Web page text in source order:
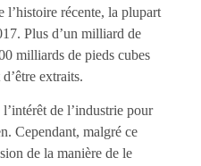
l’histoire récente, la plupart
Plus d’un milliard de
milliards de pieds cubes
extraits.
de l’industrie pour
Cependant, malgré ce
de la manière de le